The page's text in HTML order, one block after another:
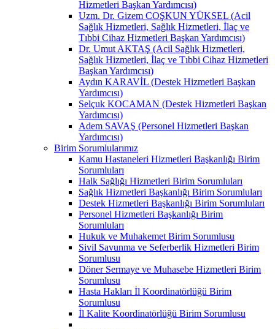
Hizmetleri Başkan Yardımcısı)
Uzm. Dr. Gizem COŞKUN YÜKSEL (Acil
Sağlık Hizmetleri, Sağlık Hizmetleri, İlaç ve
Tıbbi Cihaz Hizmetleri Başkan Yardımcısı)
Dr. Umut AKTAŞ (Acil Sağlık Hizmetleri,
Sağlık Hizmetleri, İlaç ve Tıbbi Cihaz Hizmetleri
Başkan Yardımcısı)
Aydın KARAVİL (Destek Hizmetleri Başkan
Yardımcısı)
Selçuk KOCAMAN (Destek Hizmetleri Başkan
Yardımcısı)
Adem SAVAŞ (Personel Hizmetleri Başkan
Yardımcısı)
Birim Sorumlularımız
Kamu Hastaneleri Hizmetleri Başkanlığı Birim
Sorumluları
Halk Sağlığı Hizmetleri Birim Sorumluları
Sağlık Hizmetleri Başkanlığı Birim Sorumluları
Destek Hizmetleri Başkanlığı Birim Sorumluları
Personel Hizmetleri Başkanlığı Birim
Sorumluları
Hukuk ve Muhakemet Birim Sorumlusu
Sivil Savunma ve Seferberlik Hizmetleri Birim
Sorumlusu
Döner Sermaye ve Muhasebe Hizmetleri Birim
Sorumlusu
Hasta Hakları İl Koordinatörlüğü Birim
Sorumlusu
İl Kalite Koordinatörlüğü Birim Sorumlusu